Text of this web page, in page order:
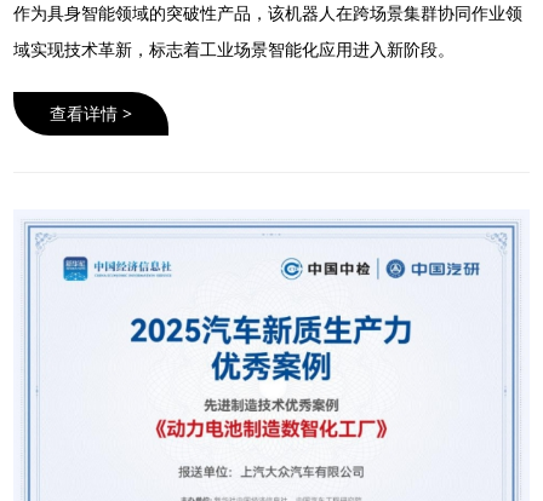
作为具身智能领域的突破性产品，该机器人在跨场景集群协同作业领
域实现技术革新，标志着工业场景智能化应用进入新阶段。
查看详情 >